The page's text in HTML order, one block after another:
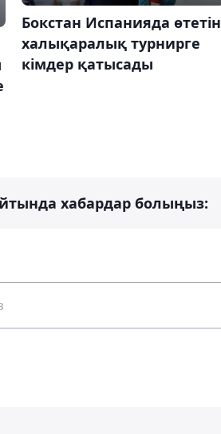
Бокстан Испанияда өтетін
халықаралық турнирге
кімдер қатысады
хабардар болыңыз: